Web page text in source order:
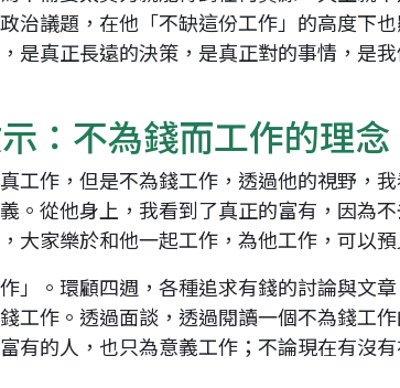
治議題，在他「不缺這份工作」的高度下
是真正長遠的決策，是真正對的事情，是
：不為錢而工作的理念
工作，但是不為錢工作，透過他的視野，
。從他身上，我看到了真正的富有，因為
大家樂於和他一起工作，為他工作，可以
」。環顧四週，各種追求有錢的討論與文
工作。透過面談，透過閱讀一個不為錢工
有的人，也只為意義工作；不論現在有沒